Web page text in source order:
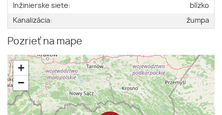
Inžinierske siete:
blízko
Kanalizácia:
žumpa
Pozrieť na mape
+
−